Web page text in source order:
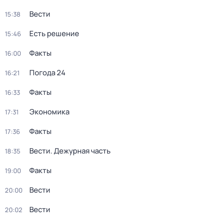
15:38 Вести
15:46 Есть решение
16:00 Факты
16:21 Погода 24
16:33 Факты
17:31 Экономика
17:36 Факты
18:35 Вести. Дежурная часть
19:00 Факты
20:00 Вести
20:02 Вести